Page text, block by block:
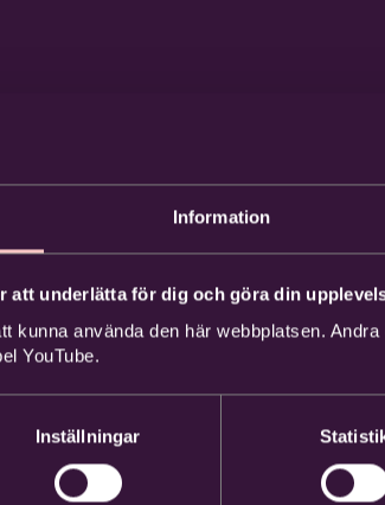
Information
att underlätta för dig och göra din
kunna använda den här webbplatsen.
YouTube.
Inställningar